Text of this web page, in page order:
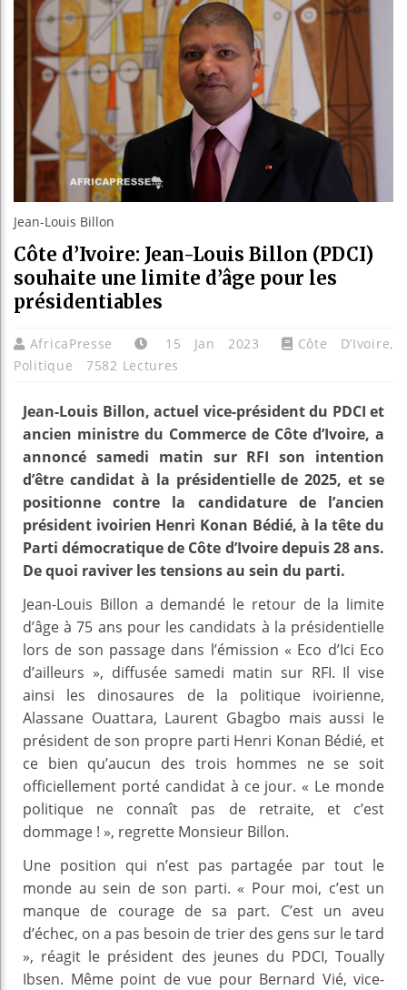
Ceuta
Jean-Louis Billon
Côte d’Ivoire: Jean-Louis Billon (PDCI)
souhaite une limite d’âge pour les
présidentiables
AfricaPresse 15 Jan 2023 Côte D’Ivoire,
Politique
7582 Lectures
Jean-Louis Billon, actuel vice-président du PDCI et
ancien ministre du Commerce de Côte d’Ivoire, a
annoncé samedi matin sur RFI son intention
d’être candidat à la présidentielle de 2025, et se
positionne contre la candidature de l’ancien
président ivoirien Henri Konan Bédié, à la tête du
Parti démocratique de Côte d’Ivoire depuis 28 ans.
De quoi raviver les tensions au sein du parti.
Jean-Louis Billon a demandé le retour de la limite
d’âge à 75 ans pour les candidats à la présidentielle
lors de son passage dans l’émission « Eco d’Ici Eco
d’ailleurs », diffusée samedi matin sur RFI. Il vise
ainsi les dinosaures de la politique ivoirienne,
Alassane Ouattara, Laurent Gbagbo mais aussi le
président de son propre parti Henri Konan Bédié, et
ce bien qu’aucun des trois hommes ne se soit
officiellement porté candidat à ce jour. « Le monde
politique ne connaît pas de retraite, et c’est
dommage ! », regrette Monsieur Billon.
Une position qui n’est pas partagée par tout le
monde au sein de son parti. « Pour moi, c’est un
manque de courage de sa part. C’est un aveu
d’échec, on a pas besoin de trier des gens sur le tard
», réagit le président des jeunes du PDCI, Toually
Ibsen. Même point de vue pour Bernard Vié, vice-